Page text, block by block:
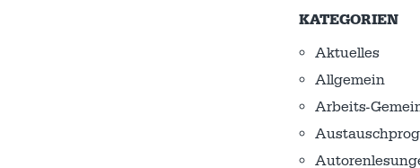
KATEGORIEN
Aktuelles
Allgemein
Arbeits-